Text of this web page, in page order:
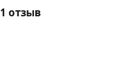
отзыв